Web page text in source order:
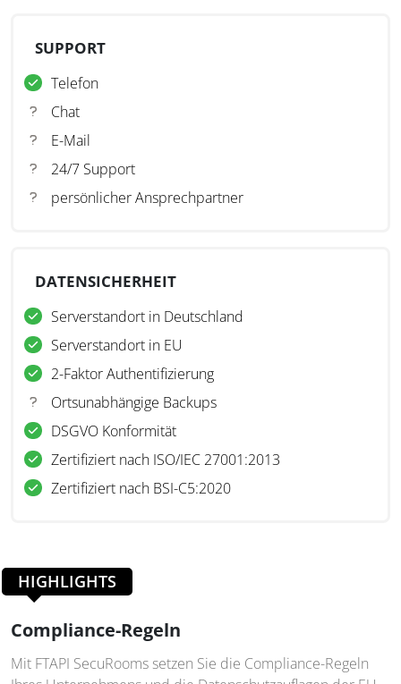
SUPPORT
Telefon
Chat
E-Mail
24/7 Support
persönlicher Ansprechpartner
DATENSICHERHEIT
Serverstandort in Deutschland
Serverstandort in EU
2-Faktor Authentifizierung
Ortsunabhängige Backups
DSGVO Konformität
Zertifiziert nach ISO/IEC 27001:2013
Zertifiziert nach BSI-C5:2020
HIGHLIGHTS
Compliance-Regeln
Mit FTAPI SecuRooms setzen Sie die Compliance-Regeln